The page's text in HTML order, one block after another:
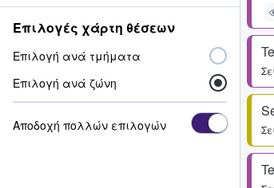
Επιλογές χάρτη θέσεων
Επιλογή ανά τμήματα
Επιλογή ανά ζώνη
Αποδοχή πολλών επιλογών